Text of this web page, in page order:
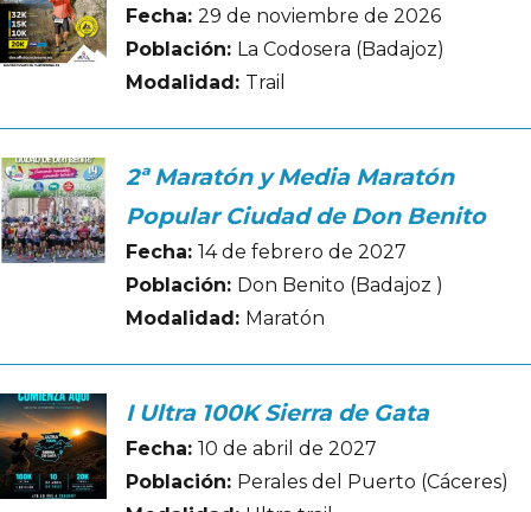
Fecha: 29 de noviembre de 2026
Población: La Codosera (Badajoz)
Modalidad: Trail
2ª Maratón y Media Maratón
Popular Ciudad de Don Benito
Fecha: 14 de febrero de 2027
Población: Don Benito (Badajoz )
Modalidad: Maratón
I Ultra 100K Sierra de Gata
Fecha: 10 de abril de 2027
Población: Perales del Puerto (Cáceres)